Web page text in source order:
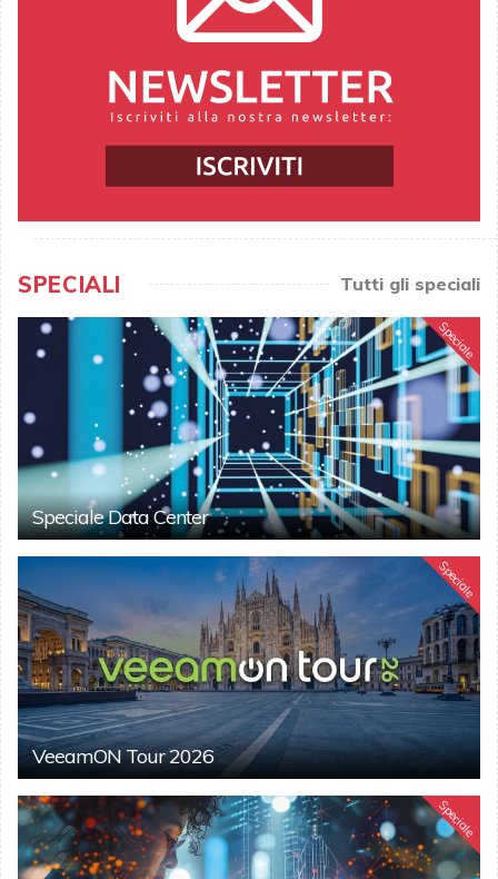
SPECIALI Tutti gli speciali
Speciale
Speciale Data Center
Speciale
VeeamON Tour 2026
Speciale